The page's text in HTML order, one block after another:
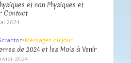
et non Physiques et
Contact
2024
•Messages du jour
de 2024 et les Mois à Venir
2024